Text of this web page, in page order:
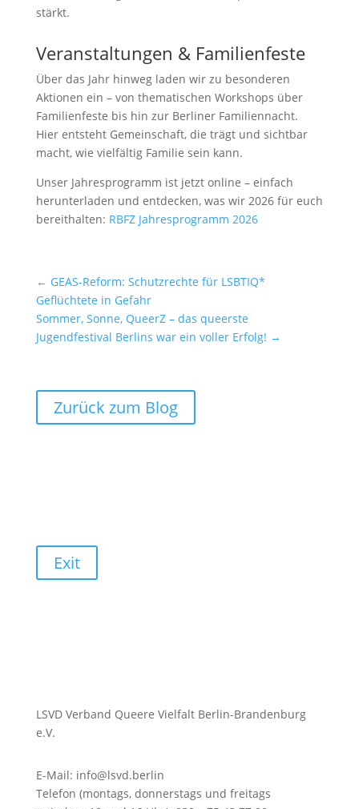
stärkt.
Veranstaltungen & Familienfeste
Über das Jahr hinweg laden wir zu besonderen
Aktionen ein – von thematischen Workshops über
Familienfeste bis hin zur Berliner Familiennacht.
Hier entsteht Gemeinschaft, die trägt und sichtbar
macht, wie vielfältig Familie sein kann.
Unser Jahresprogramm ist jetzt online – einfach
herunterladen und entdecken, was wir 2026 für euch
bereithalten: RBFZ Jahresprogramm 2026
← GEAS-Reform: Schutzrechte für LSBTIQ*
Geflüchtete in Gefahr
Sommer, Sonne, QueerZ – das queerste
Jugendfestival Berlins war ein voller Erfolg! →
Zurück zum Blog
Exit
LSVD Verband Queere Vielfalt Berlin-Brandenburg
e.V.
E-Mail: info@lsvd.berlin
Telefon (montags, donnerstags und freitags